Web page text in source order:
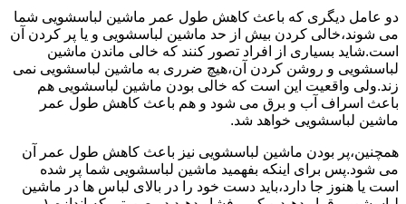
دو عامل دیگری که باعث کاهش طول عمر ماشین لباسشویی شما
می شوند،خالی کردن بیش از حد ماشین لباسشویی و یا پر کردن آن
است.شاید بسیاری از افراد تصور کنند که خالی ماندن ماشین
لباسشویی و روشن کردن آن،هیچ ضرری به ماشین لباسشویی نمی
زند.ولی واقعیت این است که خالی بودن ماشین لباسشویی هم
باعث اسراف آب و برق می شود و هم باعث کاهش طول عمر
ماشین لباسشویی خواهد شد.
همچنین،پر بودن ماشین لباسشویی نیز باعث کاهش طول عمر آن
می شود.پس برای اینکه بفهمید ماشین لباسشویی شما پر شده
است یا هنوز جا دارد،باید دست خود را در بالای لباس ها در ماشین